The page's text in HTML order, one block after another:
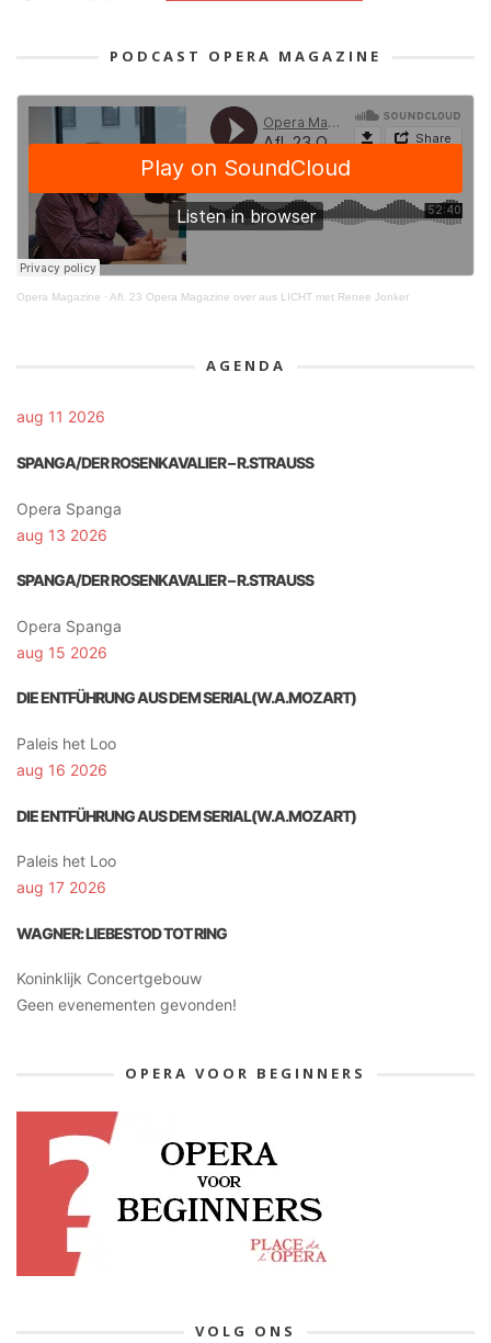
PODCAST OPERA MAGAZINE
Opera Magazine · Afl. 23 Opera Magazine over aus LICHT met Renee Jonker
AGENDA
aug 11 2026
SPANGA/DER ROSENKAVALIER – R.STRAUSS
Opera Spanga
aug 13 2026
SPANGA/DER ROSENKAVALIER – R.STRAUSS
Opera Spanga
aug 15 2026
DIE ENTFÜHRUNG AUS DEM SERIAL(W.A.MOZART)
Paleis het Loo
aug 16 2026
DIE ENTFÜHRUNG AUS DEM SERIAL(W.A.MOZART)
Paleis het Loo
aug 17 2026
WAGNER: LIEBESTOD TOT RING
Koninklijk Concertgebouw
Geen evenementen gevonden!
OPERA VOOR BEGINNERS
VOLG ONS